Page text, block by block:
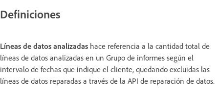
Definiciones
Líneas de datos analizadas hace referencia a la cantidad total de
líneas de datos analizadas en un Grupo de informes según el
intervalo de fechas que indique el cliente, quedando excluidas las
líneas de datos reparadas a través de la API de reparación de datos.